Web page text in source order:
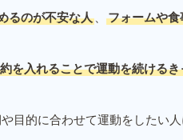
るのが不安な人 、
フォームや
を入れることで運動を続ける
目的に合わせて運動をしたい人